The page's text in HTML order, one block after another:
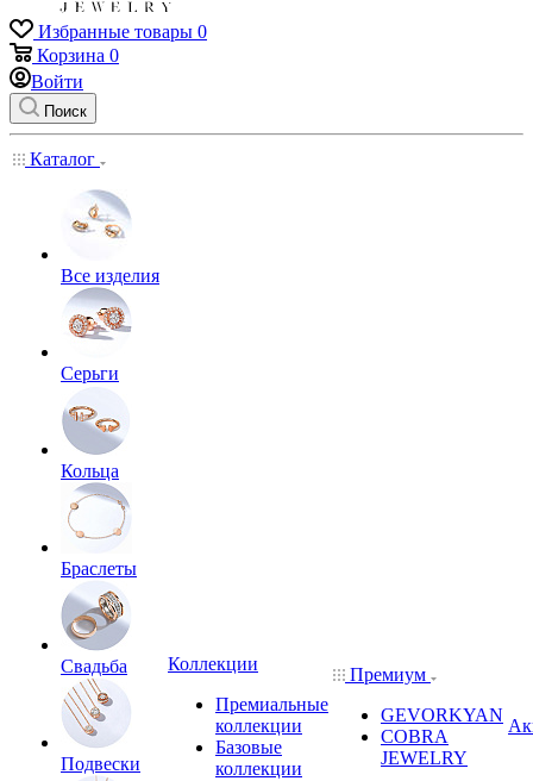
Избранные товары 0
Корзина 0
Войти
Поиск
Каталог
Все изделия
Серьги
Кольца
Браслеты
Свадьба
Подвески
Коллекции
Премиальные
коллекции
Базовые
коллекции
Премиум
GEVORKYAN
COBRA
JEWELRY